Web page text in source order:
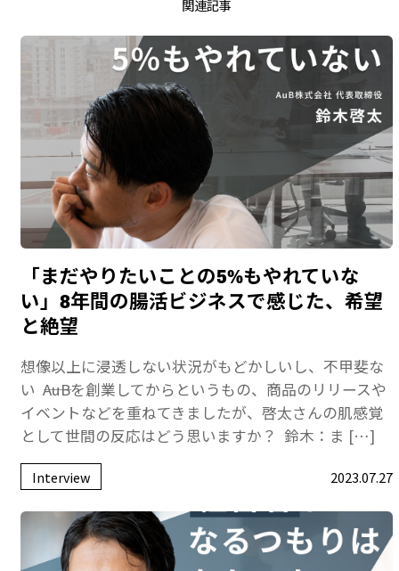
関連記事
「まだやりたいことの5%もやれていな
い」8年間の腸活ビジネスで感じた、希望
と絶望
想像以上に浸透しない状況がもどかしいし、不甲斐な
い ――AuBを創業してからというもの、商品のリリースや
イベントなどを重ねてきましたが、啓太さんの肌感覚
として世間の反応はどう思いますか？ 鈴木：ま […]
Interview 2023.07.27